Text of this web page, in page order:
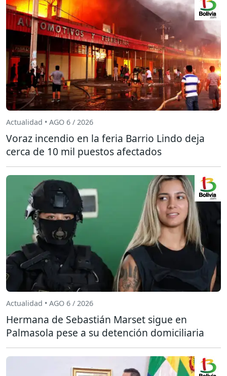
Actualidad • AGO 6 / 2026
Voraz incendio en la feria Barrio Lindo deja
cerca de 10 mil puestos afectados
Actualidad • AGO 6 / 2026
Hermana de Sebastián Marset sigue en
Palmasola pese a su detención domiciliaria